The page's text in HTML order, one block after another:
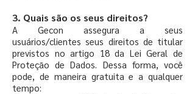
3. Quais são os seus direitos?
A Gecon assegura a seus
usuários/clientes seus direitos de titular
previstos no artigo 18 da Lei Geral de
Proteção de Dados. Dessa forma, você
pode, de maneira gratuita e a qualquer
tempo: